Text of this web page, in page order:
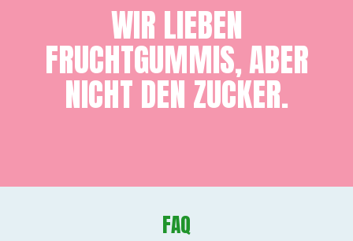
WIR LIEBEN
FRUCHTGUMMIS, ABER
NICHT DEN ZUCKER.
FAQ